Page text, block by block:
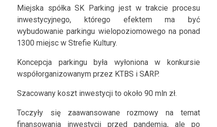
Miejska spółka SK Parking jest w trakcie procesu
inwestycyjnego, którego efektem ma być
wybudowanie parkingu wielopoziomowego na ponad
1300 miejsc w Strefie Kultury.
Koncepcja parkingu była wyłoniona w konkursie
współorganizowanym przez KTBS i SARP.
Szacowany koszt inwestycji to około 90 mln zł.
Toczyły się zaawansowane rozmowy na temat
finansowania inwestycji przed pandemią, ale po